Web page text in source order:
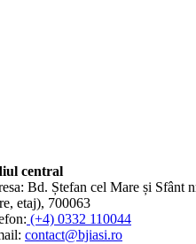
central
Bd. Ștefan cel Mare și Sfânt
etaj), 700063
(+4) 0332 110044
contact@bjiasi.ro